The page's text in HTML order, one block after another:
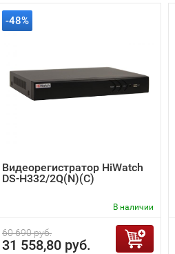
-48%
Видеорегистратор HiWatch
DS-H332/2Q(N)(C)
В наличии
60 690 руб.
31 558,80 руб.